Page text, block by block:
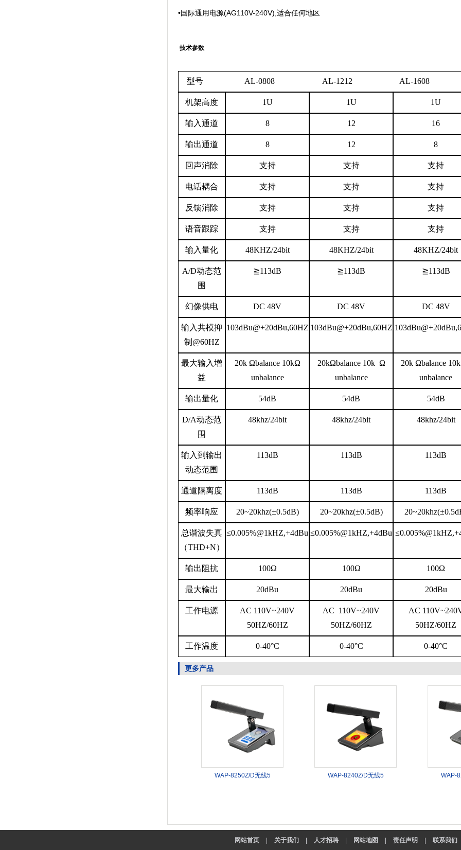
•国际通用电源(AG110V-240V),适合任何地区
技术参数
型号 AL-0808 AL-1212 AL-1608
机架高度 1U 1U 1U
输入通道 8 12 16
输出通道 8 12 8
回声消除 支持 支持 支持
电话耦合 支持 支持 支持
反馈消除 支持 支持 支持
语音跟踪 支持 支持 支持
输入量化 48KHZ/24bit 48KHZ/24bit 48KHZ/24bit
A/D动态范
围
≧113dB ≧113dB ≧113dB
幻像供电 DC 48V DC 48V DC 48V
输入共模抑
制 @60HZ
103dBu@+20dBu,60HZ 103dBu@+20dBu,60HZ
最大输入增
益
20k Ωbalance 10kΩ
unbalance
20kΩbalance 10k Ω
unbalance
20k Ωbalance 10k
unbalance
输出量化 54dB 54dB 54dB
D/A动态范
围
48khz/24bit 48khz/24bit 48khz/24bit
输入到输出
动态范围
113dB 113dB 113dB
通道隔离度 113dB 113dB 113dB
频率响应 20~20khz(±0.5dB) 20~20khz(±0.5dB) 20~20khz(±
总谐波失真
（THD+N）
≤0.005%@1kHZ,+4dBu ≤0.005%@1kHZ,+4dBu
输出阻抗 100Ω 100Ω 100Ω
最大输出 20dBu 20dBu 20dBu
工作电源
AC 110V~240V
50HZ/60HZ
AC 110V~240V
50HZ/60HZ
AC
50HZ/60HZ
工作温度 0-40°C 0-40°C 0-40°C
更多产品
WAP-8250Z/D无线5 WAP-8240Z/D无线5 WAP-
网站首页 关于我们 人才招聘 网站地图 责任声明 联系我们